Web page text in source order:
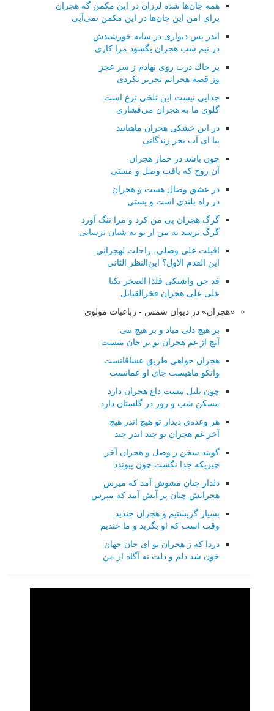
همه جان‌ها شده لرزان در این مكمن گه هجران
برای امن این جان‌ها در این مكمن نمی‌آیی
اندر پس دیواری در سایه خورشیدش
در نیم شب هجران بگشود مرا كاری
بر خاك درت روی نهادم ز سر عجز
وز قصه هجرانم تحریر نكردی
جدایی نیست این تلخی نزع است
گلوی ما به هجران می‌فشاری
در این خشكی هجران ماهیانند
بیا ای آب بحر زندگانی
چون باشد در خمار هجران
آن روح كه یافت وصل و مستی
در عشق وصال هست و هجران
در راه بلندی است و پستی
گرگ هجران پی من كرد و مرا ننگ آورد
گرگ ترسد نه من ار تو به شبان ترسانی
اقبلت علی وصلی، راحلت لهجرانی
این القدم الاول؟ این‌النظر الثانی
قد حن واشتكی فلذا الصخر بكیا
علی علی هجران فخرالقبایل
«هجران» در دیوان شمس - رباعیات مولوی
بر هیچ دلی مباد و بر هیچ تنی
آنچ از غم هجران تو بر جان منست
هجران خواهی طریق عشاقانست
وانکو ماهیست جای او عمانست
چون بلبل مست داغ هجران دارد
مسکن شب و روز در گلستان دارد
هر وعده‌ی دیدار تو هیچ اندر هیچ
آخر غم هجران تو چند اندر چند
گویند سخن ز وصل و هجران آخر
چیزیکه جدا نگشت چون پیوندد
دلدار چنان مشوش آمد که مپرس
هجرانش چنان پر آتش آمد که مپرس
بسیار گریستیم و هجران خندید
وقت است که او بگرید و ما خندیم
دردا که ز هجران تو ای جان جهان
خون شد دلم و دلت نه آگاه از من